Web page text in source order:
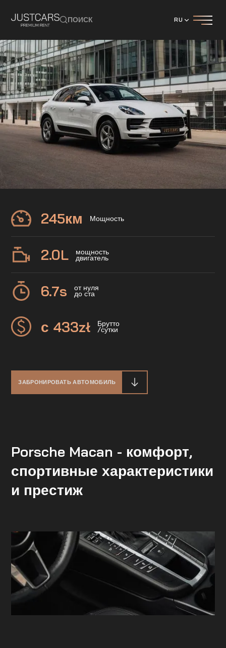
ПОИСК RU
PORSCHE
MACAN
245км Мощность
2.0L мощность
двигатель
6.7s от нуля
до ста
с 433zł Брутто
/сутки
ЗАБРОНИРОВАТЬ АВТОМОБИЛЬ
Porsche Macan - комфорт,
спортивные характеристики
и престиж